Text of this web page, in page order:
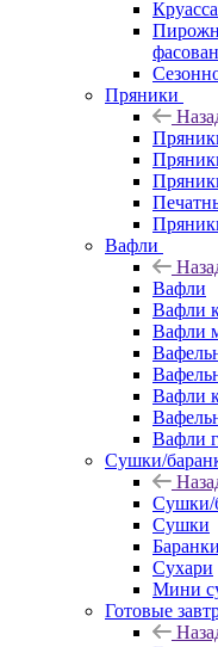
Пряники
Вафли
Вафли
Вафли
Вафли
Вафли
Вафли
Сушки/
Сушки/
Сушки
Баранки
Сухари
Мини
Готовые